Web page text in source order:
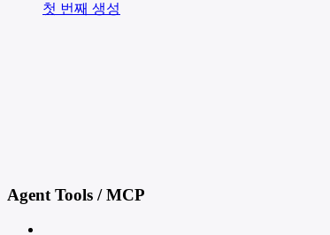
첫 번째 생성
Agent Tools / MCP